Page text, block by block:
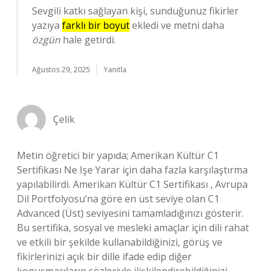
Sevgili katkı sağlayan kişi, sunduğunuz fikirler
yazıya farklı bir boyutekledi ve metni daha
özgün hale getirdi.
Ağustos 29, 2025 Yanıtla
Çelik
Metin öğretici bir yapıda; Amerikan Kültür C1
Sertifikası Ne Işe Yarar için daha fazla karşılaştırma
yapılabilirdi. Amerikan Kültür C1 Sertifikası , Avrupa
Dil Portfolyosu’na göre en üst seviye olan C1
Advanced (Üst) seviyesini tamamladığınızı gösterir.
Bu sertifika, sosyal ve mesleki amaçlar için dili rahat
ve etkili bir şekilde kullanabildiğinizi, görüş ve
fikirlerinizi açık bir dille ifade edip diğer